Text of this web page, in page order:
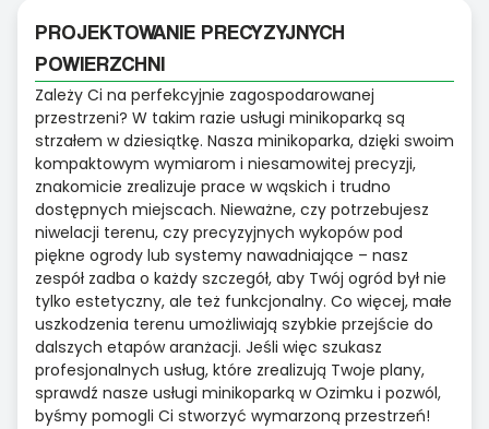
PROJEKTOWANIE PRECYZYJNYCH
POWIERZCHNI
Zależy Ci na perfekcyjnie zagospodarowanej
przestrzeni? W takim razie usługi minikoparką są
strzałem w dziesiątkę. Nasza minikoparka, dzięki swoim
kompaktowym wymiarom i niesamowitej precyzji,
znakomicie zrealizuje prace w wąskich i trudno
dostępnych miejscach. Nieważne, czy potrzebujesz
niwelacji terenu, czy precyzyjnych wykopów pod
piękne ogrody lub systemy nawadniające – nasz
zespół zadba o każdy szczegół, aby Twój ogród był nie
tylko estetyczny, ale też funkcjonalny. Co więcej, małe
uszkodzenia terenu umożliwiają szybkie przejście do
dalszych etapów aranżacji. Jeśli więc szukasz
profesjonalnych usług, które zrealizują Twoje plany,
sprawdź nasze usługi minikoparką w Ozimku i pozwól,
byśmy pomogli Ci stworzyć wymarzoną przestrzeń!